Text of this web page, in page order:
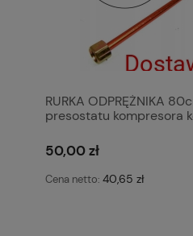
RURKA ODPRĘŻNIKA
presostatu kompresora
50,00 zł
Cena netto: 40,65 zł